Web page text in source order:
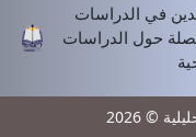
في الدراسات
حول الدراسات
© 2026